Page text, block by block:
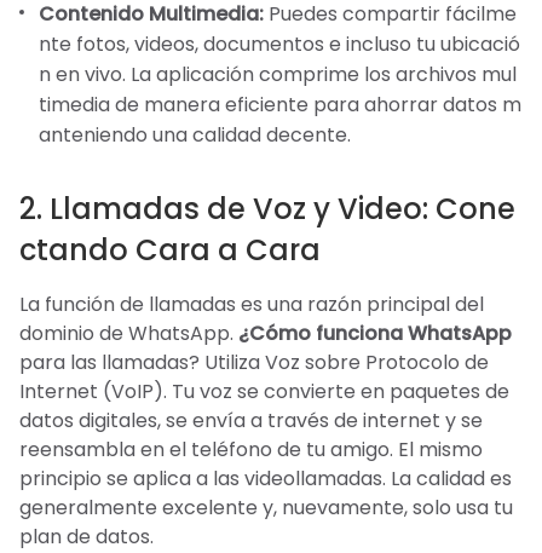
Contenido Multimedia: Puedes compartir fácilme
nte fotos, videos, documentos e incluso tu ubicació
n en vivo. La aplicación comprime los archivos mul
timedia de manera eficiente para ahorrar datos m
anteniendo una calidad decente.
2. Llamadas de Voz y Video: Cone
ctando Cara a Cara
La función de llamadas es una razón principal del
dominio de WhatsApp. ¿Cómo funciona WhatsApp
para las llamadas? Utiliza Voz sobre Protocolo de
Internet (VoIP). Tu voz se convierte en paquetes de
datos digitales, se envía a través de internet y se
reensambla en el teléfono de tu amigo. El mismo
principio se aplica a las videollamadas. La calidad es
generalmente excelente y, nuevamente, solo usa tu
plan de datos.